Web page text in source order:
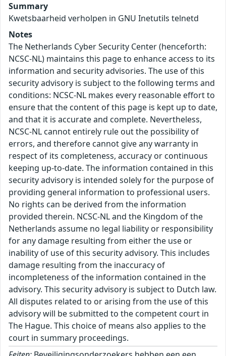
Summary
Kwetsbaarheid verholpen in GNU Inetutils telnetd
Notes
The Netherlands Cyber Security Center (henceforth:
NCSC-NL) maintains this page to enhance access to its
information and security advisories. The use of this
security advisory is subject to the following terms and
conditions: NCSC-NL makes every reasonable effort to
ensure that the content of this page is kept up to date,
and that it is accurate and complete. Nevertheless,
NCSC-NL cannot entirely rule out the possibility of
errors, and therefore cannot give any warranty in
respect of its completeness, accuracy or continuous
keeping up-to-date. The information contained in this
security advisory is intended solely for the purpose of
providing general information to professional users.
No rights can be derived from the information
provided therein. NCSC-NL and the Kingdom of the
Netherlands assume no legal liability or responsibility
for any damage resulting from either the use or
inability of use of this security advisory. This includes
damage resulting from the inaccuracy of
incompleteness of the information contained in the
advisory. This security advisory is subject to Dutch law.
All disputes related to or arising from the use of this
advisory will be submitted to the competent court in
The Hague. This choice of means also applies to the
court in summary proceedings.